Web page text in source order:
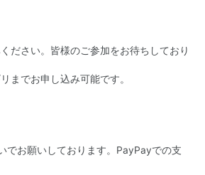
ださい。皆様のご参加をお待ちしており
までお申し込み可能です。
でお願いしております。PayPayでの支